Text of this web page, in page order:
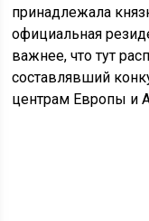
принадлежала
официальная
важнее, что тут
составлявший
центрам Европы и